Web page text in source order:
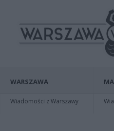
WARSZAWA
Wiadomości z Warszawy